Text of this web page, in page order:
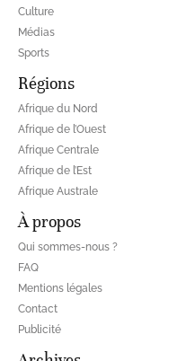
Culture
Médias
Sports
Régions
Afrique du Nord
Afrique de l’Ouest
Afrique Centrale
Afrique de l’Est
Afrique Australe
À propos
Qui sommes-nous ?
FAQ
Mentions légales
Contact
Publicité